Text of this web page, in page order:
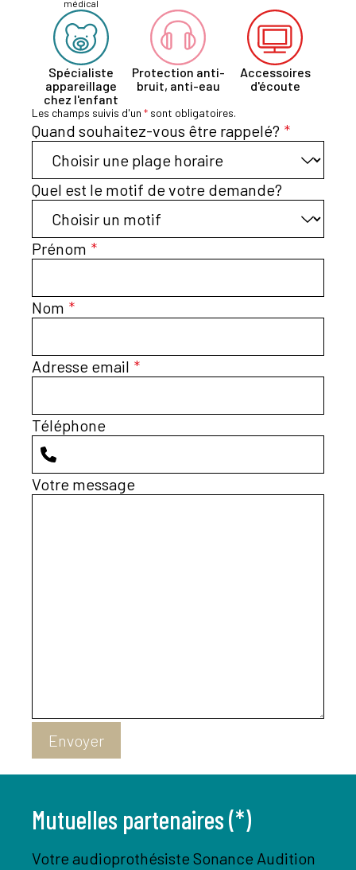
médical
Spécialiste
appareillage
chez l'enfant
Protection anti-
bruit, anti-eau
Accessoires
d'écoute
Les champs suivis d'un * sont obligatoires.
Quand souhaitez-vous être rappelé? *
Quel est le motif de votre demande?
Prénom *
Nom *
Adresse email *
Téléphone
Votre message
Envoyer
Mutuelles partenaires (*)
Votre audioprothésiste Sonance Audition